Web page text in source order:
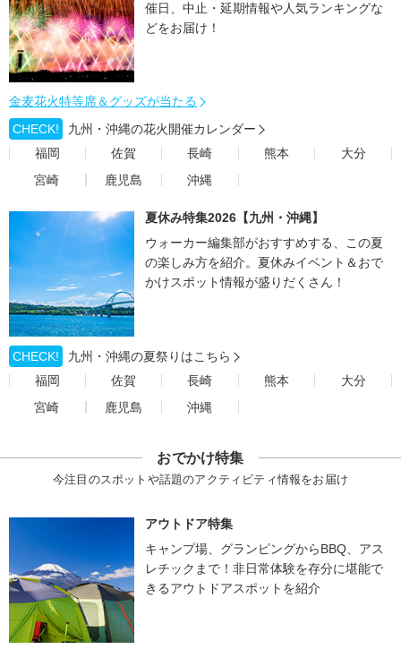
催日、中止・延期情報や人気ランキングな
どをお届け！
金麦花火特等席＆グッズが当たる
CHECK!
九州・沖縄の花火開催カレンダー
福岡
佐賀 長崎 熊本
大分
宮崎
鹿児島 沖縄
夏休み特集2026【九州・沖縄】
ウォーカー編集部がおすすめする、この夏
の楽しみ方を紹介。夏休みイベント＆おで
かけスポット情報が盛りだくさん！
CHECK!
九州・沖縄の夏祭りはこちら
福岡
佐賀 長崎 熊本
大分
宮崎
鹿児島 沖縄
おでかけ特集
今注目のスポットや話題のアクティビティ情報をお届け
アウトドア特集
キャンプ場、グランピングからBBQ、アス
レチックまで！非日常体験を存分に堪能で
きるアウトドアスポットを紹介